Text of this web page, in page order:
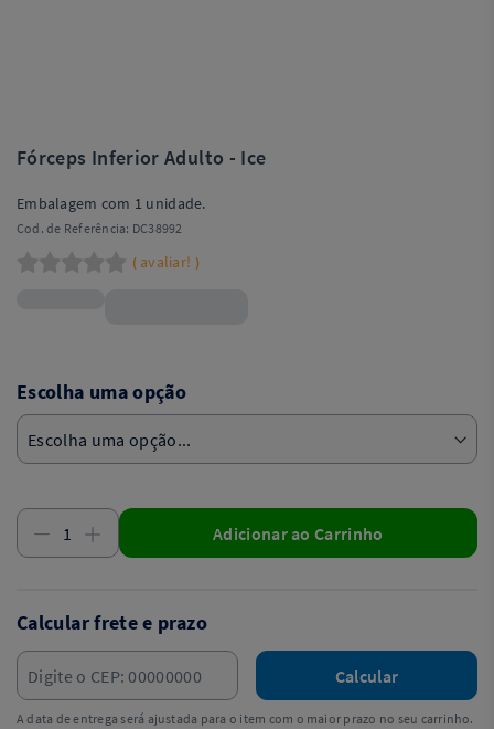
Fórceps Inferior Adulto - Ice
Embalagem com 1 unidade.
Cod. de Referência: DC38992
( avaliar! )
Escolha uma opção
Adicionar ao Carrinho
Calcular frete e prazo
Calcular
A data de entrega será ajustada para o item com o maior prazo no seu carrinho.